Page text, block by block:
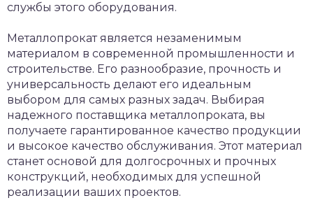
службы этого оборудования.
Металлопрокат является незаменимым
материалом в современной промышленности и
строительстве. Его разнообразие, прочность и
универсальность делают его идеальным
выбором для самых разных задач. Выбирая
надежного поставщика металлопроката, вы
получаете гарантированное качество продукции
и высокое качество обслуживания. Этот материал
станет основой для долгосрочных и прочных
конструкций, необходимых для успешной
реализации ваших проектов.